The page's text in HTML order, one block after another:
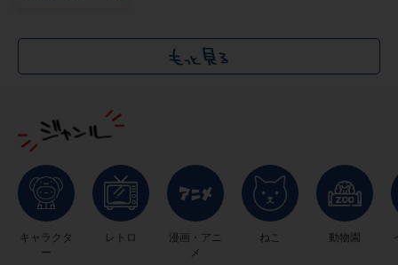
キャラクタ
ー
レトロ
漫画・アニ
メ
ねこ 動物園